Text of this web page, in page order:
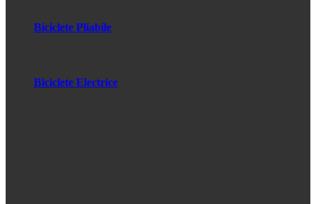
Biciclete Pliabile
Biciclete Electrice